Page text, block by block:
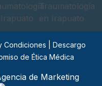
Irapuato
en Irapuato
Condiciones
Descargo
de Ética Médica
de Marketing